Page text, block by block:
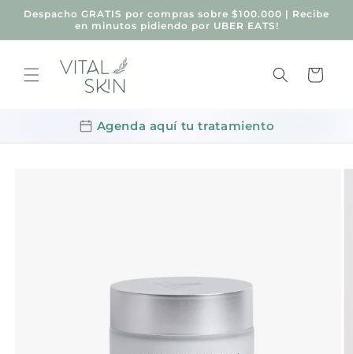
directamente
al contenido
Despacho GRATIS por compras sobre $100.000 | Recibe
en minutos pidiendo por UBER EATS!
Carrito
Agenda aquí tu tratamiento